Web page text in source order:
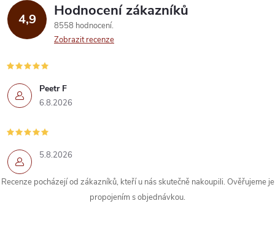
d
a
c
í
p
r
v
k
4,9 Hodnocení zákazníků
8558 hodnocení
Zobrazit recenze
Peetr F
6.8.2026
5.8.2026
Recenze pocházejí od zákazníků, kteří u nás skutečně nakoupili. Ověřujeme je
propojením s objednávkou.